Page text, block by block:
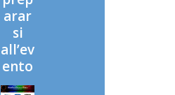
arar
si
all’ev
ento